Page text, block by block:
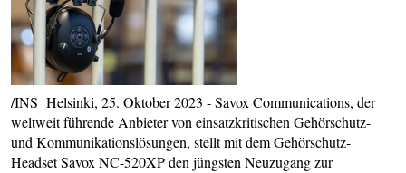
/INS Helsinki, 25. Oktober 2023 - Savox Communications, der
weltweit führende Anbieter von einsatzkritischen Gehörschutz-
und Kommunikationslösungen, stellt mit dem Gehörschutz-
Headset Savox NC-520XP den jüngsten Neuzugang zur